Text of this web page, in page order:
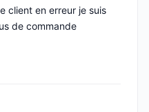
client en erreur je suis
de commande